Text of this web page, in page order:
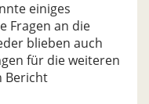
einiges
Fragen an die
blieben auch
für die weiteren
Bericht